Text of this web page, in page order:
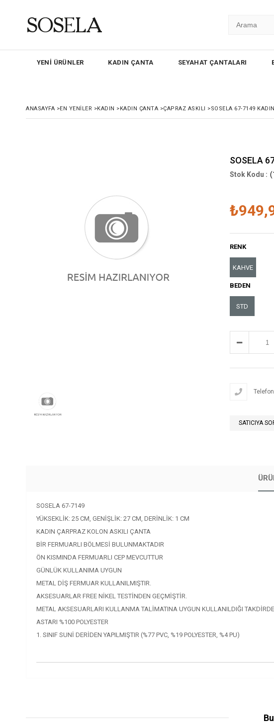
YENİ ÜRÜNLER KADIN ÇANTA SEYAHAT ÇANTALARI
ANASAYFA >EN YENILER >KADIN >KADIN ÇANTA >ÇAPRAZ ASKILI >SOSELA 67-7149
SOSELA
RENK
KAHVE
BEDEN
STD
SATICIYA
SOSELA 67-7149
YÜKSEKLİK: 25 CM, GENİŞLİK: 27 CM, DERİNLİK: 1 CM
KADIN ÇARPRAZ KOLON ASKILI ÇANTA
BİR FERMUARLI BÖLMESİ BULUNMAKTADIR
ÖN KISMINDA FERMUARLI CEP MEVCUTTUR
GÜNLÜK KULLANIMA UYGUN
METAL DİŞ FERMUAR KULLANILMIŞTIR.
AKSESUARLAR FREE NİKEL TESTİNDEN GEÇMİŞTİR.
METAL AKSESUARLARI KULLANMA TALİMATINA UYGUN KULLANILDIĞI
ASTARI %100 POLYESTER
1. SINIF SUNİ DERİDEN YAPILMIŞTIR (%77 PVC, %19 POLYESTER, %4 PU)